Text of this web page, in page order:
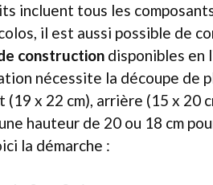
incluent tous les
il est aussi possible de
construction disponibles en
nécessite la découpe de
x 22 cm), arrière (15 x 20
hauteur de 20 ou 18 cm
la démarche :